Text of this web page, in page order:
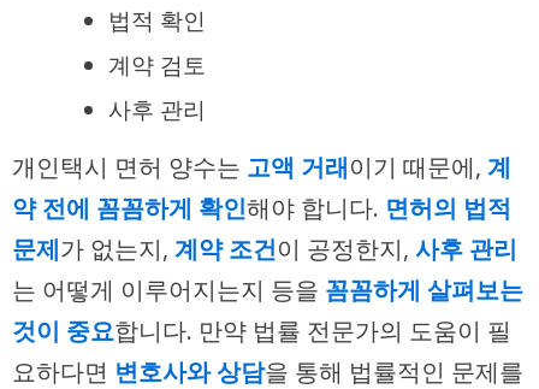
법적 확인
계약 검토
사후 관리
개인택시 면허 양수는 고액 거래이기 때문에, 계
약 전에 꼼꼼하게 확인해야 합니다. 면허의 법적
문제가 없는지, 계약 조건이 공정한지, 사후 관리
는 어떻게 이루어지는지 등을 꼼꼼하게 살펴보는
것이 중요합니다. 만약 법률 전문가의 도움이 필
요하다면 변호사와 상담을 통해 법률적인 문제를